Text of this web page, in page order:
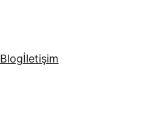
Blogİletişim